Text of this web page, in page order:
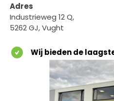
Adres
Industrieweg 12 Q,
5262 GJ, Vught
Wij bieden de